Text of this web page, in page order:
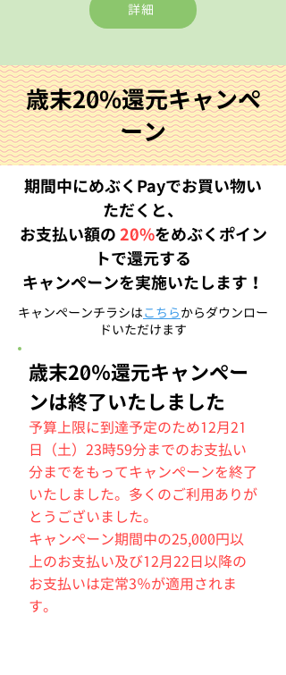
詳細
歳末20%還元キャンペ
ーン
期間中にめぶくPayでお買い物い
ただくと、
お支払い額の 20%をめぶくポイン
トで還元する
キャンペーンを実施いたします！
​キャンペーンチラシはこちらからダウンロー
ドいただけます
​歳末20％還元キャンペー
ンは終了いたしました
予算上限に到達予定のため12月21
日（土）23時59分までのお支払い
分までをもってキャンペーンを終了
いたしました。多くのご利用ありが
とうございました。
キャンペーン期間中の25,000円以
上のお支払い及び12月22日以降の
お支払いは定常3％が適用されま
す。